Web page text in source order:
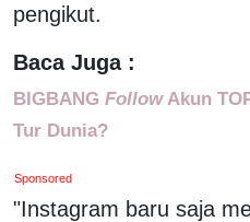
pengikut.
Baca Juga :
BIGBANG FollowAkun
Tur Dunia?
Sponsored
"Instagram baru saja